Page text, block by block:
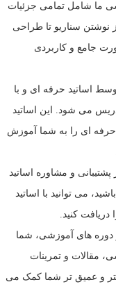
ما شامل تمامی جزئیات
سناریو تا طراحی
جامع و کاربردی
اساتید حرفه ای و با
می شود. این اساتید
حرفه ای را به شما آموزش
و مشاوره اساتید
می توانید با اساتید
دریافت کنید.
دوره های آموزشی، شما
مقالات و تمرینات
و عمیق تر شما کمک می